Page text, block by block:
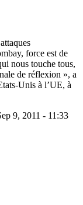
force est de
nous touche tous,
de réflexion », a
Unis à l’UE, à
9, 2011 - 11:33